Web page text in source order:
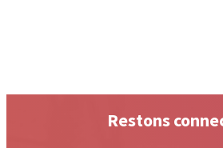
Restons